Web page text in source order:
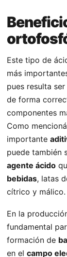
Este tipo de
más
pues resulta ser
de forma
componentes
Como
importante
puede también
agente ácido
bebidas, latas
cítrico y málico.
En la
fundamental
formación de
en el campo